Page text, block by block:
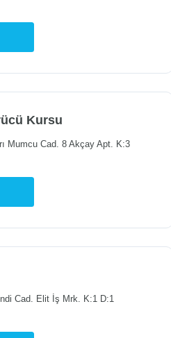
Kursu
Mumcu Cad. 8 Akçay Apt. K:3
Cad. Elit İş Mrk. K:1 D:1